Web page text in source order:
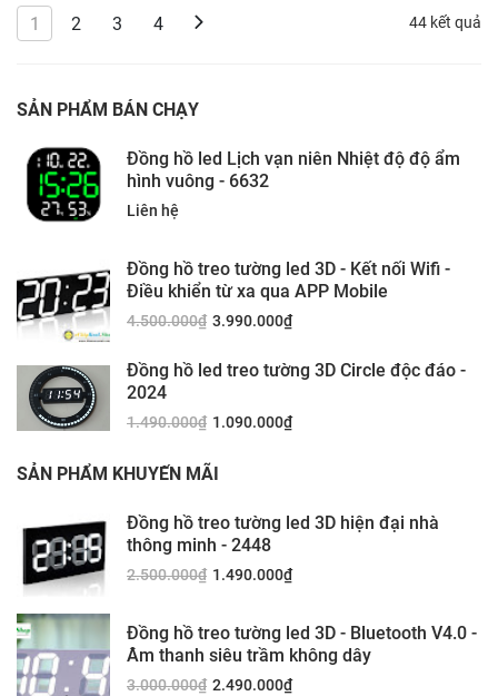
1 2 3 4 44 kết quả
SẢN PHẨM BÁN CHẠY
Đồng hồ led Lịch vạn niên Nhiệt độ độ ẩm
hình vuông - 6632
Liên hệ
Đồng hồ treo tường led 3D - Kết nối Wifi -
Điều khiển từ xa qua APP Mobile
4.500.000₫ 3.990.000₫
Đồng hồ led treo tường 3D Circle độc đáo -
2024
1.490.000₫ 1.090.000₫
SẢN PHẨM KHUYẾN MÃI
Đồng hồ treo tường led 3D hiện đại nhà
thông minh - 2448
2.500.000₫ 1.490.000₫
Đồng hồ treo tường led 3D - Bluetooth V4.0 -
Âm thanh siêu trầm không dây
3.000.000₫ 2.490.000₫